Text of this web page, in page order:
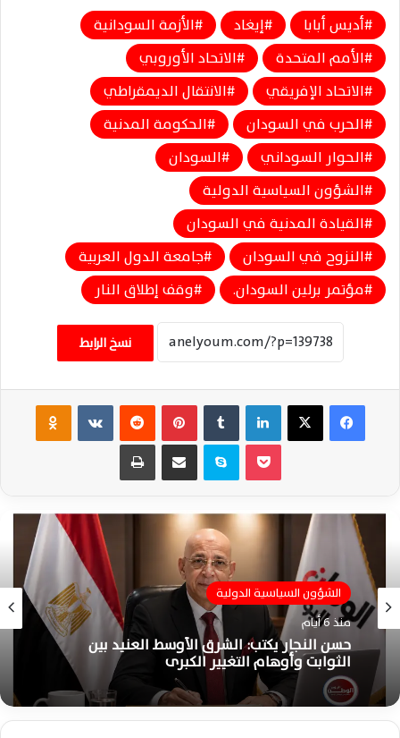
أديس أبابا إيغاد
الأزمة السودانية
الأمم المتحدة
الاتحاد الأوروبي
الاتحاد الإفريقي
الانتقال الديمقراطي
الحرب في السودان
الحكومة المدنية
الحوار السوداني
السودان
الشؤون السياسية الدولية
القيادة المدنية في السودان
النزوح في السودان
جامعة الدول العربية
مؤتمر برلين السودان.
وقف إطلاق النار
نسخ الرابط
فيسبوك ‫X لينكدإن بينتيريست ‏VKontakte
سكايب مشاركة عبر البريد طباعة
الشؤون السياسية الدولية
منذ 6 أيام
حسن النجار يكتب: الشرق الأوسط العنيد بين
الثوابت وأوهام التغيير الكبرى